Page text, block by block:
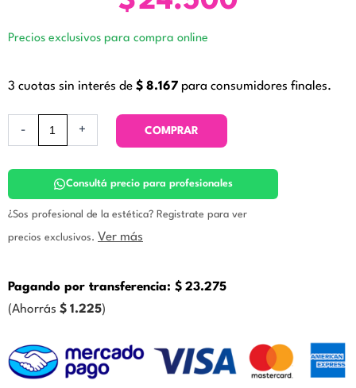
Precios exclusivos para compra online
3 cuotas sin interés de $ 8.167 para consumidores finales.
-
Origins
Esencia
Aromática.
Especificos
cantidad
+ COMPRAR
Consultá precio para profesionales
¿Sos profesional de la estética? Registrate para ver
precios exclusivos. Ver más
Pagando por transferencia: $ 23.275
(Ahorrás $ 1.225)